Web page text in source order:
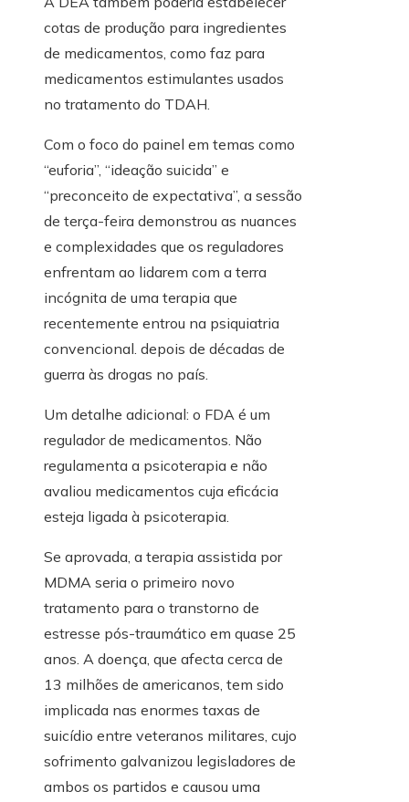
cotas de produção para ingredientes
de medicamentos, como faz para
medicamentos estimulantes usados ​​
no tratamento do TDAH.
Com o foco do painel em temas como
“euforia”, “ideação suicida” e
“preconceito de expectativa”, a sessão
de terça-feira demonstrou as nuances
e complexidades que os reguladores
enfrentam ao lidarem com a terra
incógnita de uma terapia que
recentemente entrou na psiquiatria
convencional. depois de décadas de
guerra às drogas no país.
Um detalhe adicional: o FDA é um
regulador de medicamentos. Não
regulamenta a psicoterapia e não
avaliou medicamentos cuja eficácia
esteja ligada à psicoterapia.
Se aprovada, a terapia assistida por
MDMA seria o primeiro novo
tratamento para o transtorno de
estresse pós-traumático em quase 25
anos. A doença, que afecta cerca de
13 milhões de americanos, tem sido
implicada nas enormes taxas de
suicídio entre veteranos militares, cujo
sofrimento galvanizou legisladores de
ambos os partidos e causou uma